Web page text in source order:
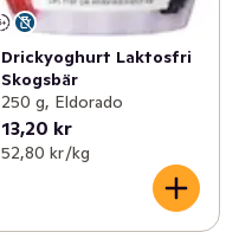
Drickyoghurt Laktosfri
Skogsbär
250 g, Eldorado
13,20 kr
52,80 kr /kg